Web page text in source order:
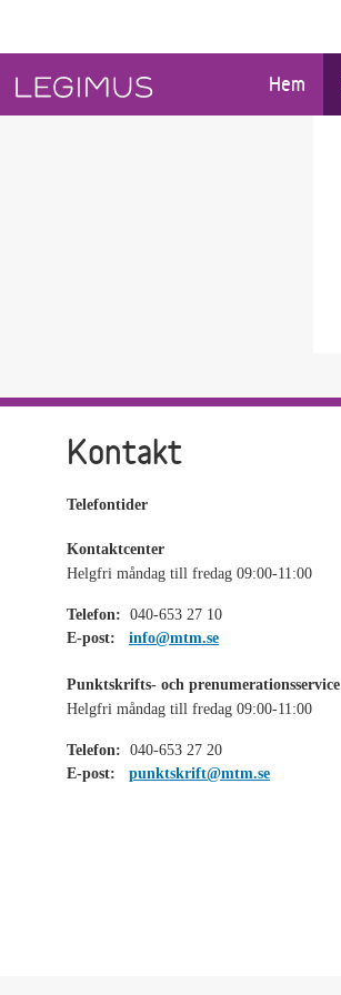
Hem
Kontakt
Telefontider
Kontaktcenter
Helgfri måndag till fredag 09:00-11:00
Telefon: 040-653 27 10
E-post:
info@mtm.se
Punktskrifts- och prenumerationsservice
Helgfri måndag till fredag 09:00-11:00
Telefon: 040-653 27 20
E-post:
punktskrift@mtm.se